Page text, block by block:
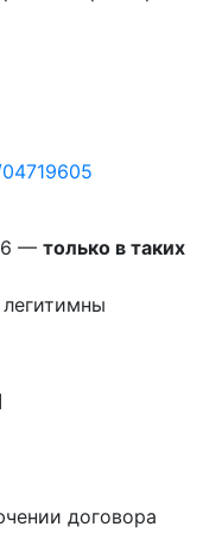
— только в таких
договора